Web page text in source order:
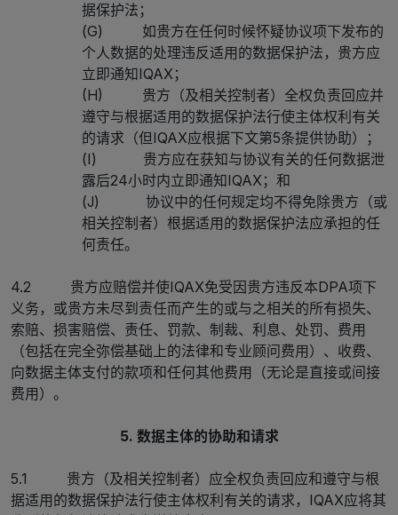
据保护法；
(G) 如贵方在任何时候怀疑协议项下发布的
个人数据的处理违反适用的数据保护法，贵方应
立即通知IQAX；
(H) 贵方（及相关控制者）全权负责回应并
遵守与根据适用的数据保护法行使主体权利有关
的请求（但IQAX应根据下文第5条提供协助）；
(I) 贵方应在获知与协议有关的任何数据泄
露后24小时内立即通知IQAX；和
(J) 协议中的任何规定均不得免除贵方（或
相关控制者）根据适用的数据保护法应承担的任
何责任。
4.2 贵方应赔偿并使IQAX免受因贵方违反本DPA项下
义务，或贵方未尽到责任而产生的或与之相关的所有损失、
索赔、损害赔偿、责任、罚款、制裁、利息、处罚、费用
（包括在完全弥偿基础上的法律和专业顾问费用）、收费、
向数据主体支付的款项和任何其他费用（无论是直接或间接
费用）。
5. 数据主体的协助和请求
5.1 贵方（及相关控制者）应全权负责回应和遵守与根
据适用的数据保护法行使主体权利有关的请求，IQAX应将其